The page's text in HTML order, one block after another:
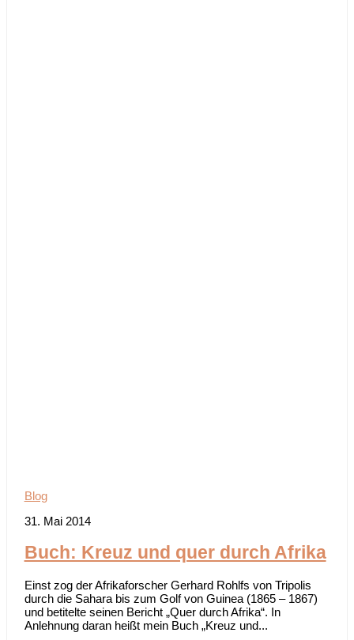
Blog
31. Mai 2014
Buch: Kreuz und quer durch Afrika
Einst zog der Afrikaforscher Gerhard Rohlfs von Tripolis
durch die Sahara bis zum Golf von Guinea (1865 – 1867)
und betitelte seinen Bericht „Quer durch Afrika“. In
Anlehnung daran heißt mein Buch „Kreuz und...